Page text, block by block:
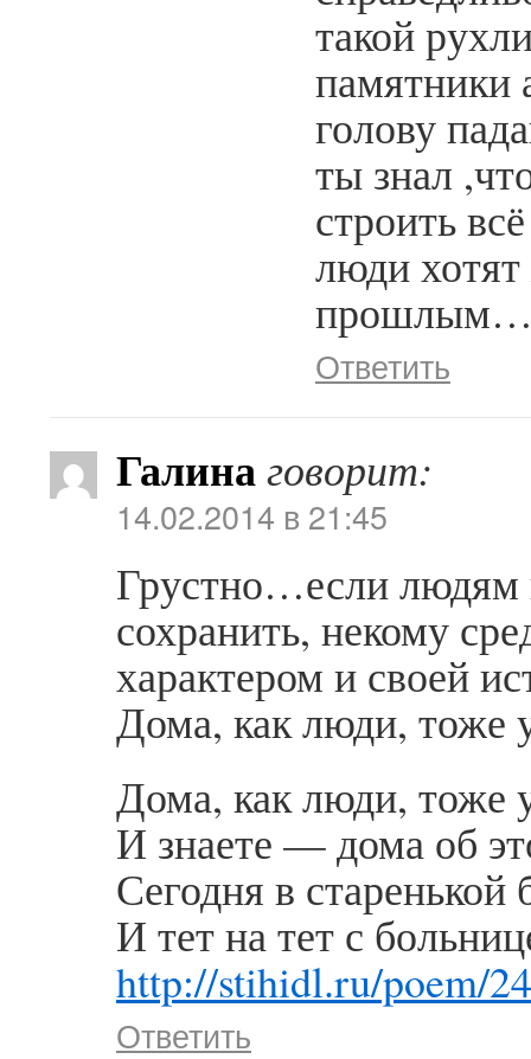
такой
памятники
голову
ты знал
строить
люди
Ответить
Галинаговорит:
14.02.2014 в 21:45
Грустно…если людям
сохранить, некому
характером и своей
Дома, как люди, тоже
Дома, как люди, тоже
И знаете — дома об
Сегодня в
И тет на тет с
http://stihidl.ru/poem/
Ответить